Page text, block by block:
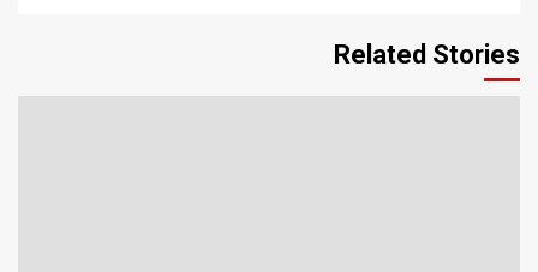
Related Stories